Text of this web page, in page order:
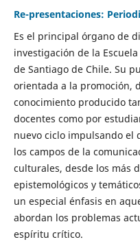
Re-presentaciones:
Es el principal órgano de
investigación de la
de Santiago de Chile. Su
orientada a la promoción,
conocimiento producido
docentes como por
nuevo ciclo impulsando el
los campos de la
culturales, desde los más
epistemológicos y
un especial énfasis en
abordan los problemas
espíritu crítico.